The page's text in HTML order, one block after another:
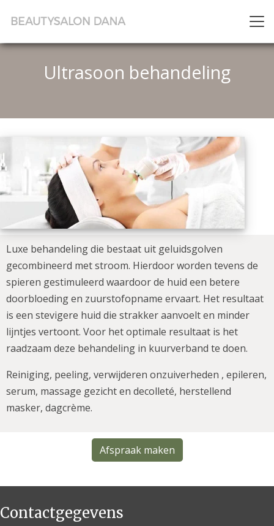
Ultrasoon behandeling
Luxe behandeling die bestaat uit geluidsgolven
gecombineerd met stroom. Hierdoor worden tevens de
spieren gestimuleerd waardoor de huid een betere
doorbloeding en zuurstofopname ervaart. Het resultaat
is een stevigere huid die strakker aanvoelt en minder
lijntjes vertoont. Voor het optimale resultaat is het
raadzaam deze behandeling in kuurverband te doen.
Reiniging, peeling, verwijderen onzuiverheden , epileren,
serum, massage gezicht en decolleté, herstellend
masker, dagcrème.
Afspraak maken
Contactgegevens